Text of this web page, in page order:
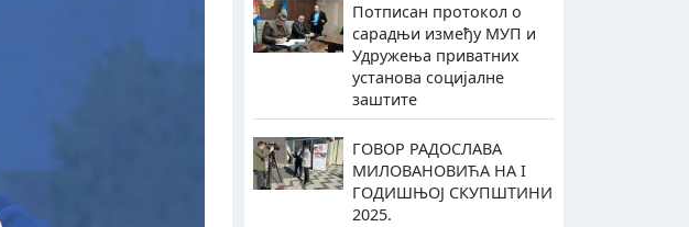
Потписан протокол о
сарадњи између МУП и
Удружења приватних
установа социјалне
заштите
ГОВОР РАДОСЛАВА
МИЛОВАНОВИЋА НА I
ГОДИШЊОЈ СКУПШТИНИ
2025.